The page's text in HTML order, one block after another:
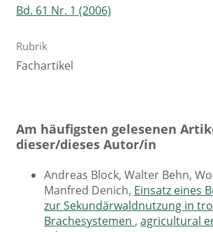
Bd. 61 Nr. 1 (2006)
Rubrik
Fachartikel
Am häufigsten gelesenen
dieser/dieses Autor/in
Andreas Block, Walter Behn,
Manfred Denich, Einsatz eines
zur Sekundärwaldnutzung in
Brachesystemen , agricultural